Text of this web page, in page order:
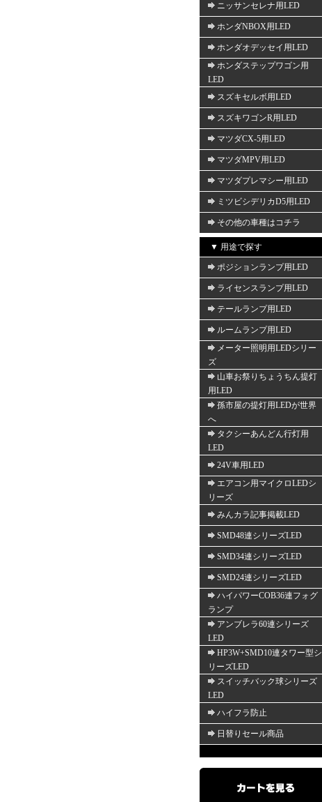
ニッサンセレナ用LED
ホンダNBOX用LED
ホンダオデッセイ用LED
ホンダステップワゴン用
LED
スズキセルボ用LED
スズキワゴンR用LED
マツダCX-5用LED
マツダMPV用LED
マツダプレマシー用LED
ミツビシデリカD5用LED
その他の車種はコチラ
▼ 用途で探す
ポジションランプ用LED
ライセンスランプ用LED
テールランプ用LED
ルームランプ用LED
メーター照明用LEDシリー
ズ
山車お祭りちょうちん提灯
用LED
孫市屋の提灯用LEDが世界
へ
タクシーあんどん行灯用
LED
24V車用LED
エアコン用マイクロLEDシ
リーズ
みんカラ記事掲載LED
SMD48連シリーズLED
SMD34連シリーズLED
SMD24連シリーズLED
ハイパワーCOB36連フォグ
ランプ
アンブレラ60連シリーズ
LED
HP3W+SMD10連タワー型シ
リーズLED
スイッチバック球シリーズ
LED
ハイフラ防止
日替りセール商品